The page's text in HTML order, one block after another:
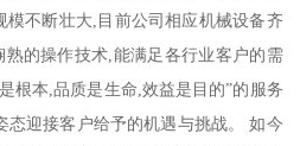
不断壮大,目前公司相应机械设备齐
的操作技术,能满足各行业客户的需
根本,品质是生命,效益是目的”的服务
态迎接客户给予的机遇与挑战。 如今